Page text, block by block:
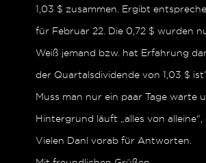
1,03 $ zusammen. Ergibt
für Februar 22. Die 0,72 $ wurden
Weiß jemand bzw. hat Erfahrung
der Quartalsdividende von 1,03 $
Muss man nur ein paar Tage warte
Hintergrund läuft „alles von
Vielen Danl vorab für Antworten.